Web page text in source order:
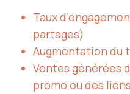
Taux
partages)
Augmentation du
Ventes générées
promo ou des